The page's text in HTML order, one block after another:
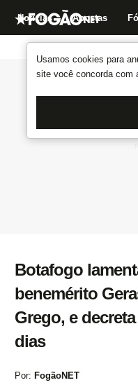
Usamos cookies para
site você concorda com
Notícias Apostas
Botafogo
benemérito
Grego, e
dias
Por: FogãoNET